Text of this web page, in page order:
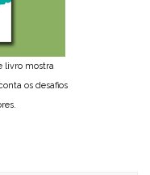
livro mostra
os desafios